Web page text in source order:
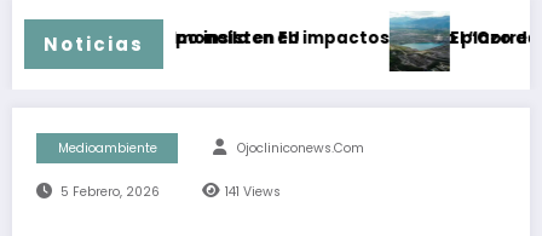
Noticias
brote de Salmonella en EU
Topolobampo insisten en impactos a largo plazo de
El “Corredor
Medioambiente Ojocliniconews.com
5 Febrero, 2026 141 Views